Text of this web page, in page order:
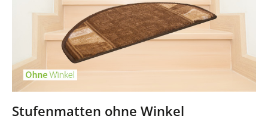
Stufenmatten ohne Winkel